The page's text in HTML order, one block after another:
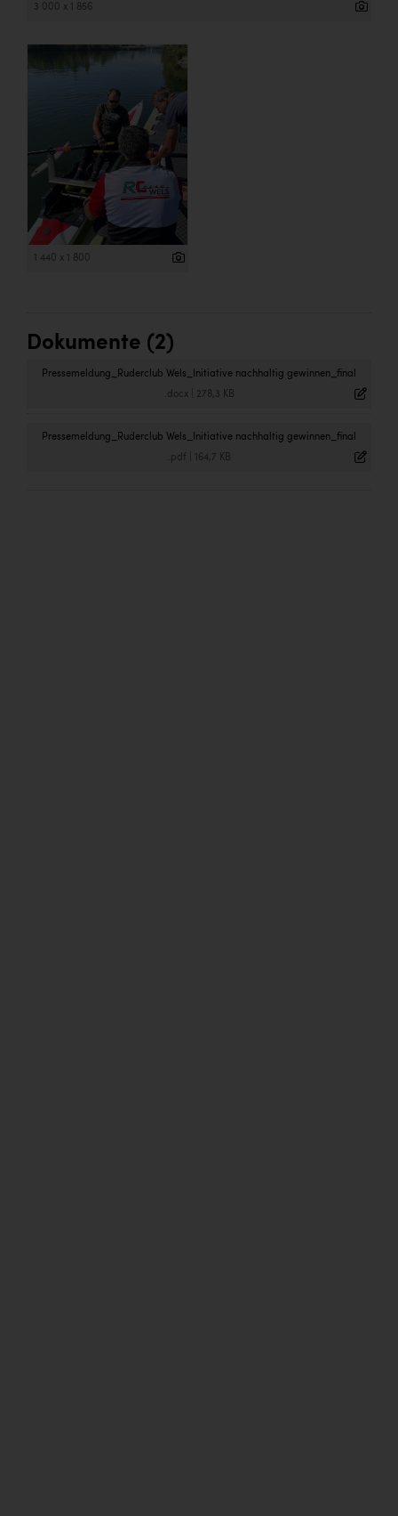
kunden basics
3 000 x 1 856
1 440 x 1 800
Dokumente (2)
Pressemeldung_Ruderclub Wels_Initiative nachhaltig gewinnen_final
.docx| 278,3 KB
Pressemeldung_Ruderclub Wels_Initiative nachhaltig gewinnen_final
.pdf 164,7 KB